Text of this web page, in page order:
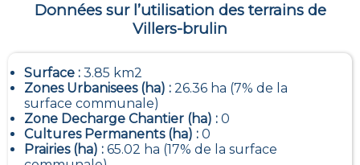
Données sur l’utilisation des terrains de
Villers-brulin
Surface : 3.85 km2
Zones Urbanisees (ha) : 26.36 ha (7% de la
surface communale)
Zone Decharge Chantier (ha) : 0
Cultures Permanents (ha) : 0
Prairies (ha) : 65.02 ha (17% de la surface